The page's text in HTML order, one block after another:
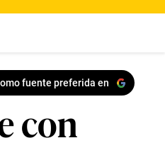
fuente preferida en
con